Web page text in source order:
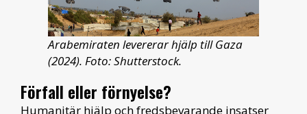
Arabemiraten levererar hjälp till Gaza
(2024). Foto: Shutterstock.
Förfall eller förnyelse?
Humanitär hjälp och fredsbevarande insatser